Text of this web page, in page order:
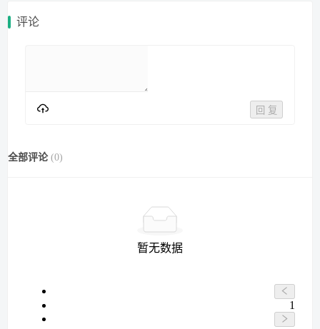
评论
回 复
全部评论 (0)
暂无数据
1